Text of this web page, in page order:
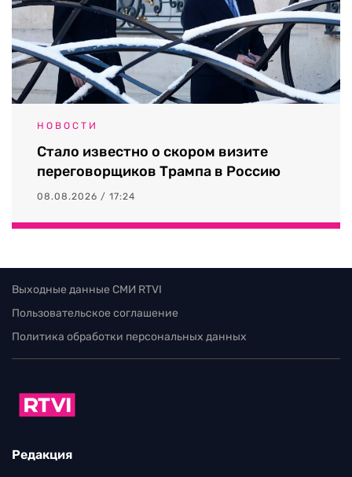
НОВОСТИ
Стало известно о скором визите
переговорщиков Трампа в Россию
08.08.2026 / 17:24
Выходные данные СМИ RTVI
Пользовательское соглашение
Политика обработки персональных данных
Редакция